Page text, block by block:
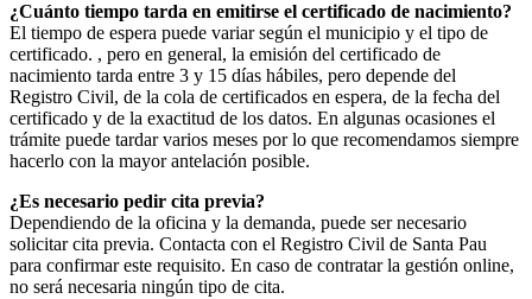
¿Cuánto tiempo tarda en emitirse el certificado de nacimiento?
El tiempo de espera puede variar según el municipio y el tipo de
certificado. , pero en general, la emisión del certificado de
nacimiento tarda entre 3 y 15 días hábiles, pero depende del
Registro Civil, de la cola de certificados en espera, de la fecha del
certificado y de la exactitud de los datos. En algunas ocasiones el
trámite puede tardar varios meses por lo que recomendamos siempre
hacerlo con la mayor antelación posible.
¿Es necesario pedir cita previa?
Dependiendo de la oficina y la demanda, puede ser necesario
solicitar cita previa. Contacta con el Registro Civil de Santa Pau
para confirmar este requisito. En caso de contratar la gestión online,
no será necesaria ningún tipo de cita.